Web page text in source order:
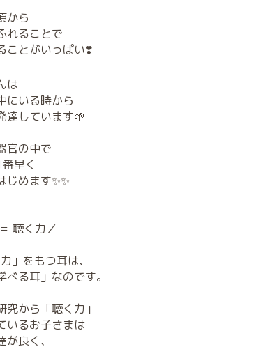
から
れることで
ことがいっぱい❣️
は
にいる時から
達しています🌱
官の中で
早く
じめます✨✨
聴く力／
」をもつ耳は、
べる耳」なのです。
究から「聴く力」
いるお子さまは
が良く、